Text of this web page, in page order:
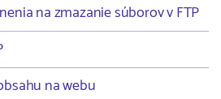
na zmazanie súborov v FTP
na webu